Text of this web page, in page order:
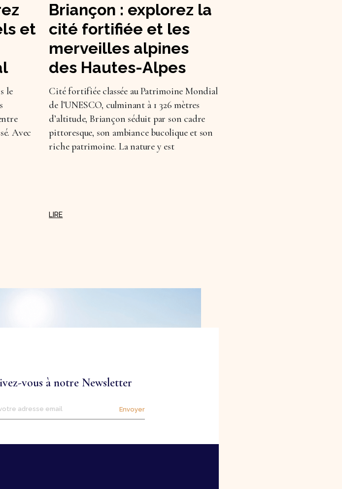
et
le
Avec
Briançon : explorez la
cité fortifiée et les
merveilles alpines
des Hautes-Alpes
Cité fortifiée classée au Patrimoine Mondial
de l’UNESCO, culminant à 1 326 mètres
d’altitude, Briançon séduit par son cadre
pittoresque, son ambiance bucolique et son
riche patrimoine. La nature y est
vous à notre Newsletter
Envoyer